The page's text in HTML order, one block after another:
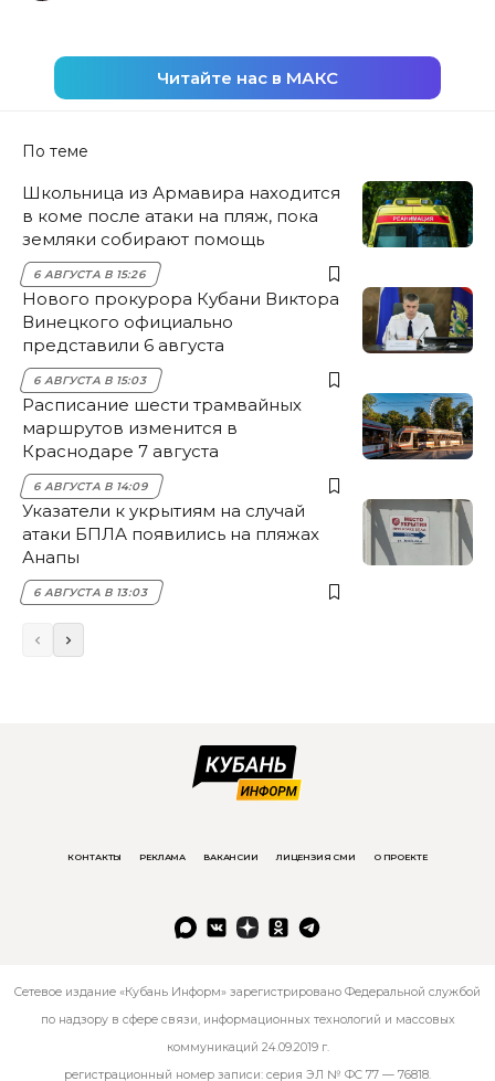
Читайте нас в МАКС
По теме
Школьница из Армавира находится
в коме после атаки на пляж, пока
земляки собирают помощь
6 АВГУСТА В 15:26
Нового прокурора Кубани Виктора
Винецкого официально
представили 6 августа
6 АВГУСТА В 15:03
Расписание шести трамвайных
маршрутов изменится в
Краснодаре 7 августа
6 АВГУСТА В 14:09
Указатели к укрытиям на случай
атаки БПЛА появились на пляжах
Анапы
6 АВГУСТА В 13:03
КОНТАКТЫ РЕКЛАМА ВАКАНСИИ ЛИЦЕНЗИЯ СМИ О ПРОЕКТЕ
Сетевое издание «Кубань Информ» зарегистрировано Федеральной службой
по надзору в сфере связи, информационных технологий и массовых
коммуникаций 24.09.2019 г.
регистрационный номер записи: серия ЭЛ № ФС 77 — 76818.